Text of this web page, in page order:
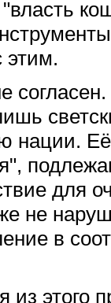
этим.
нации.
для
не
в
этого